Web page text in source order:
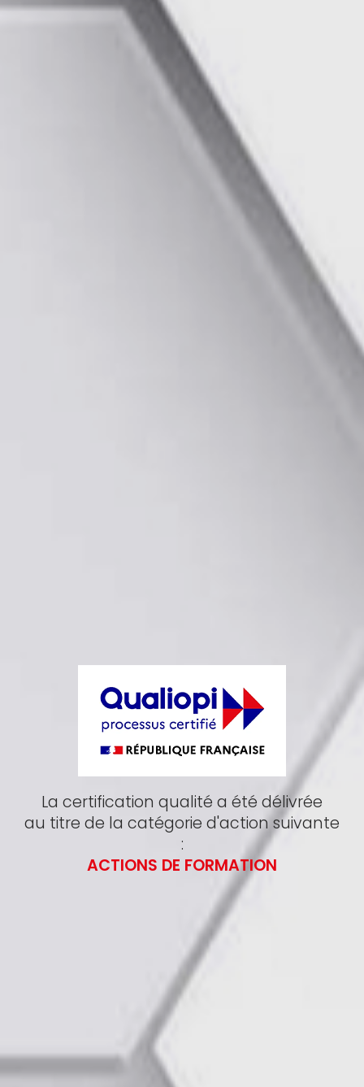
La certification qualité a été délivrée
au titre de la catégorie d'action suivante
:
ACTIONS DE FORMATION